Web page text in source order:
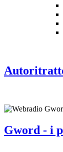
Gword - i